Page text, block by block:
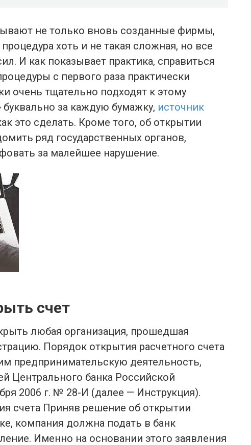
не только вновь созданные фирмы,
хоть и не такая сложная, но все
И как показывает практика, справиться
с первого раза практически
очень тщательно подходят к этому
буквально за каждую бумажку, источник
это сделать. Кроме того, об открытии
ряд государственных органов,
за малейшее нарушение.
счет
любая организация, прошедшая
Порядок открытия расчетного счета
предпринимательскую деятельность,
Центрального банка Российской
2006 г. № 28-И (далее — Инструкция).
счета Приняв решение об открытии
компания должна подать в банк
Именно на основании этого заявления